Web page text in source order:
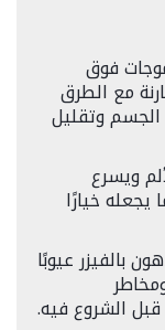
فوق
مع الطرق
وتقليل
ويسرع
خيارًا
بالفيزر عيوبًا
الشروع فيه.